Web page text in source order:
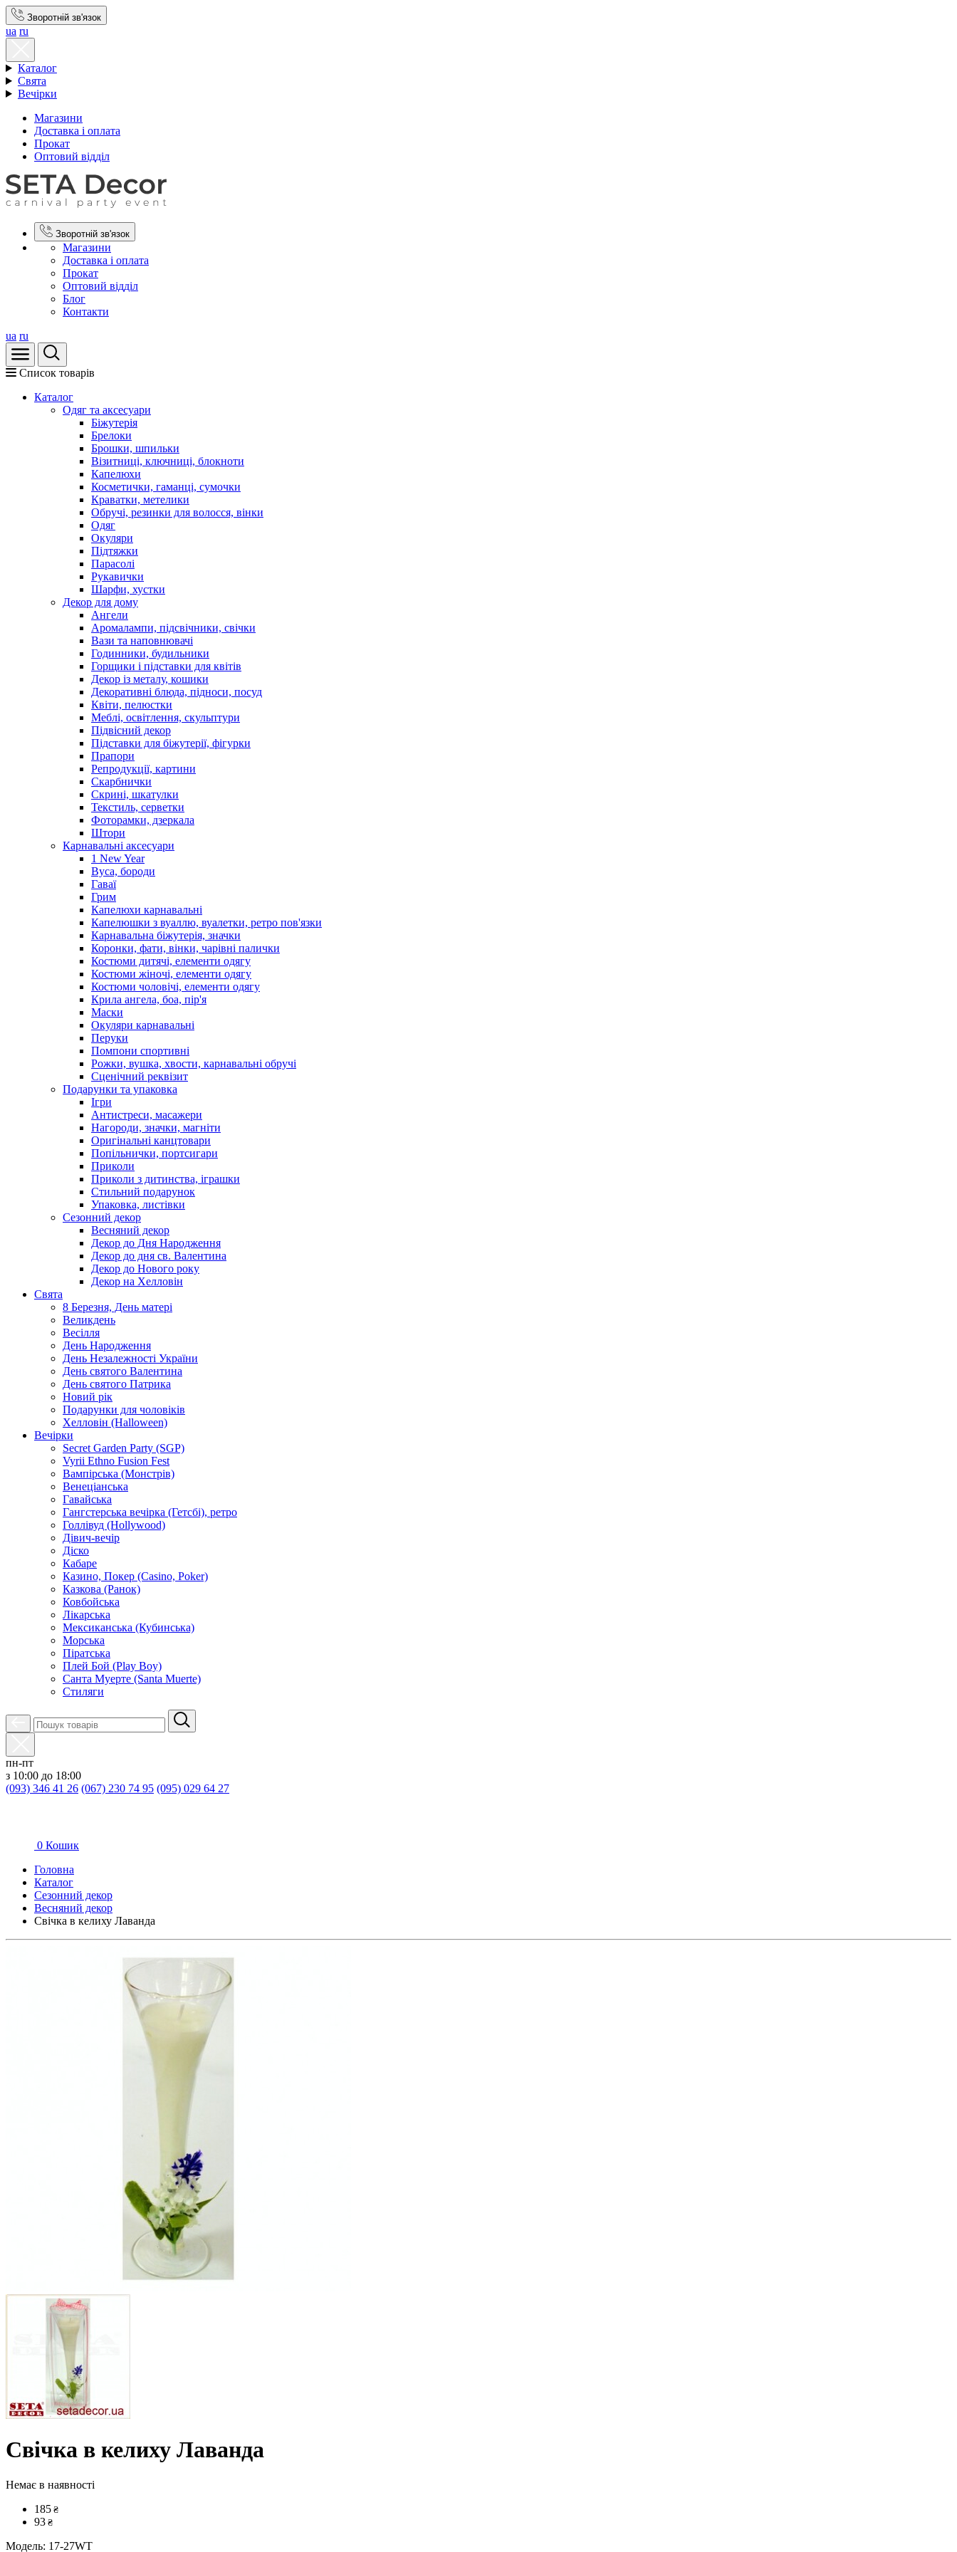
Зворотній зв'язок
ua ru
Каталог
Свята
Вечірки
Магазини
Доставка і оплата
Прокат
Оптовий відділ
Зворотній зв'язок
Магазини
Доставка і оплата
Прокат
Оптовий відділ
Блог
Контакти
ua ru
Список товарів
Каталог
Oдяг та аксесуари
Біжутерія
Брелоки
Брошки, шпильки
Візитниці, ключниці, блокноти
Капелюхи
Косметички, гаманці, сумочки
Краватки, метелики
Обручі, резинки для волосся, вінки
Одяг
Окуляри
Підтяжки
Парасолі
Рукавички
Шарфи, хустки
Декор для дому
Ангели
Аромалампи, підсвічники, свічки
Вази та наповнювачі
Годинники, будильники
Горщики і підставки для квітів
Декор із металу, кошики
Декоративні блюда, підноси, посуд
Квіти, пелюстки
Меблі, освітлення, скульптури
Підвісний декор
Підставки для біжутерії, фігурки
Прапори
Репродукції, картини
Скарбнички
Скрині, шкатулки
Текстиль, серветки
Фоторамки, дзеркала
Штори
Карнавальні аксесуари
1 New Year
Вуса, бороди
Гаваї
Грим
Капелюхи карнавальні
Капелюшки з вуаллю, вуалетки, ретро пов'язки
Карнавальна біжутерія, значки
Коронки, фати, вінки, чарівні палички
Костюми дитячі, елементи одягу
Костюми жіночі, елементи одягу
Костюми чоловічі, елементи одягу
Крила ангела, боа, пір'я
Маски
Окуляри карнавальні
Перуки
Помпони спортивні
Рожки, вушка, хвости, карнавальні обручі
Сценічний реквізит
Подарунки та упаковка
Ігри
Антистреси, масажери
Нагороди, значки, магніти
Оригінальні канцтовари
Попільнички, портсигари
Приколи
Приколи з дитинства, іграшки
Стильний подарунок
Упаковка, листівки
Сезонний декор
Весняний декор
Декор до Дня Народження
Декор до дня св. Валентина
Декор до Нового року
Декор на Хелловін
Свята
8 Березня, День матері
Великдень
Весілля
День Народження
День Незалежності України
День святого Валентина
День святого Патрика
Новий рік
Подарунки для чоловіків
Хелловін (Halloween)
Вечірки
Secret Garden Party (SGP)
Vyrii Ethno Fusion Fest
Вампірська (Монстрів)
Венеціанська
Гавайська
Гангстерська вечірка (Гетсбі), ретро
Голлівуд (Hollywood)
Дівич-вечір
Діско
Кабаре
Казино, Покер (Casino, Poker)
Казкова (Ранок)
Ковбойська
Лікарська
Мексиканська (Кубинська)
Морська
Піратська
Плей Бой (Play Boy)
Санта Муерте (Santa Muerte)
Стиляги
пн-пт
з 10:00 до 18:00
(093) 346 41 26 (067) 230 74 95 (095) 029 64 27
0 Кошик
Головна
Каталог
Сезонний декор
Весняний декор
Свічка в келиху Лаванда
Свічка в келиху Лаванда
Немає в наявності
185 ₴
93 ₴
Модель: 17-27WT